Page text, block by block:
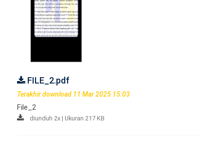
FILE_2.pdf
Terakhir download 11 Mar 2025 15:03
File_2
diunduh 2x | Ukuran 217 KB